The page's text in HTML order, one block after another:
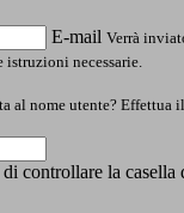
E-mail Verrà
necessarie.
al nome utente? Effettua
controllare la casella